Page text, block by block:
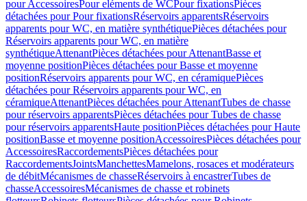
pour AccessoiresPour eléments de WCPour fixationsPièces
détachées pour Pour fixationsRéservoirs apparentsRéservoirs
apparents pour WC, en matière synthétiquePièces détachées pour
Réservoirs apparents pour WC, en matière
synthétiqueAttenantPièces détachées pour AttenantBasse et
moyenne positionPièces détachées pour Basse et moyenne
positionRéservoirs apparents pour WC, en céramiquePièces
détachées pour Réservoirs apparents pour WC, en
céramiqueAttenantPièces détachées pour AttenantTubes de chasse
pour réservoirs apparentsPièces détachées pour Tubes de chasse
pour réservoirs apparentsHaute positionPièces détachées pour Haute
positionBasse et moyenne positionAccessoiresPièces détachées pour
AccessoiresRaccordementsPièces détachées pour
RaccordementsJointsManchettesMamelons, rosaces et modérateurs
de débitMécanismes de chasseRéservoirs à encastrerTubes de
chasseAccessoiresMécanismes de chasse et robinets